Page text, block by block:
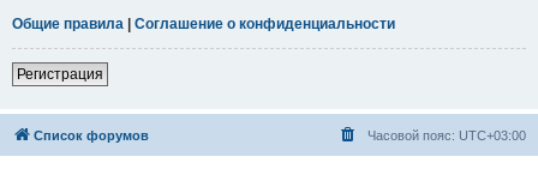
Общие правила | Соглашение о конфиденциальности
Регистрация
Список форумов Часовой пояс: UTC+03:00